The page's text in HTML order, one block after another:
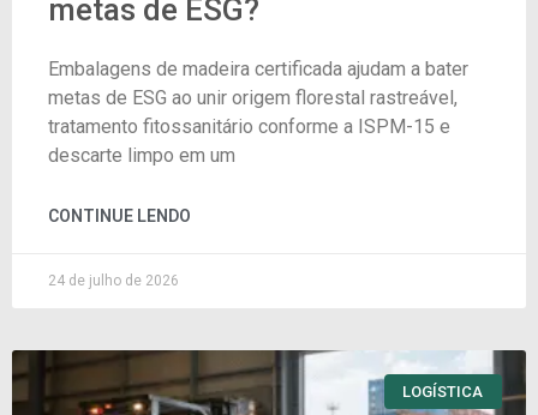
metas de ESG?
Embalagens de madeira certificada ajudam a bater
metas de ESG ao unir origem florestal rastreável,
tratamento fitossanitário conforme a ISPM-15 e
descarte limpo em um
CONTINUE LENDO
24 de julho de 2026
LOGÍSTICA